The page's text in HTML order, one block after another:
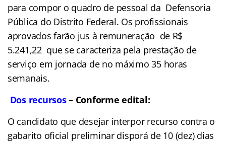
para compor o quadro de pessoal da Defensoria
Pública do Distrito Federal. Os profissionais
aprovados farão jus à remuneração de R$
5.241,22 que se caracteriza pela prestação de
serviço em jornada de no máximo 35 horas
semanais.
Dos recursos– Conforme edital:
O candidato que desejar interpor recurso contra o
gabarito oficial preliminar disporá de 10 (dez) dias